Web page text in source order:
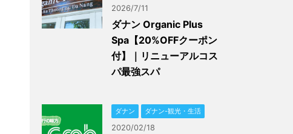
2026/7/11
ダナン Organic Plus
Spa【20%OFFクーポン
付】｜リニューアルコス
パ最強スパ
ダナン ダナン-観光・生活
2020/02/18